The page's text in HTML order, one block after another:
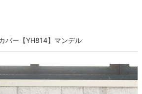
バー【YH814】マンデル